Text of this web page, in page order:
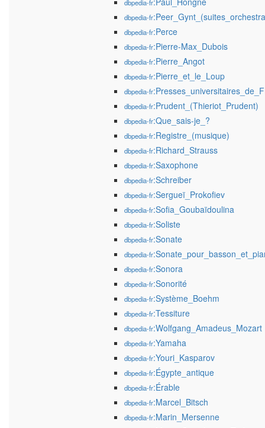
dbpedia-fr
dbpedia-fr
dbpedia-fr:Perce
dbpedia-fr:Pierre-Max_Dubois
dbpedia-fr:Pierre_Angot
dbpedia-fr:Pierre_et_le_Loup
dbpedia-fr
dbpedia-fr:Prudent_(Thieriot_Prudent)
dbpedia-fr:Que_sais-je_?
dbpedia-fr:Registre_(musique)
dbpedia-fr:Richard_Strauss
dbpedia-fr:Saxophone
dbpedia-fr:Schreiber
dbpedia-fr:Sergueï_Prokofiev
dbpedia-fr:Sofia_Goubaïdoulina
dbpedia-fr:Soliste
dbpedia-fr:Sonate
dbpedia-fr
dbpedia-fr:Sonora
dbpedia-fr:Sonorité
dbpedia-fr:Système_Boehm
dbpedia-fr:Tessiture
dbpedia-fr:Wolfgang_Amadeus_Mozart
dbpedia-fr:Yamaha
dbpedia-fr:Youri_Kasparov
dbpedia-fr:Égypte_antique
dbpedia-fr:Érable
dbpedia-fr:Marcel_Bitsch
dbpedia-fr:Marin_Mersenne